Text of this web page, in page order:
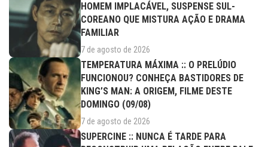
HOMEM IMPLACÁVEL, SUSPENSE SUL-
COREANO QUE MISTURA AÇÃO E DRAMA
FAMILIAR
7 de agosto de 2026
TEMPERATURA MÁXIMA :: O PRELÚDIO
FUNCIONOU? CONHEÇA BASTIDORES DE
KING’S MAN: A ORIGEM, FILME DESTE
DOMINGO (09/08)
7 de agosto de 2026
SUPERCINE :: NUNCA É TARDE PARA